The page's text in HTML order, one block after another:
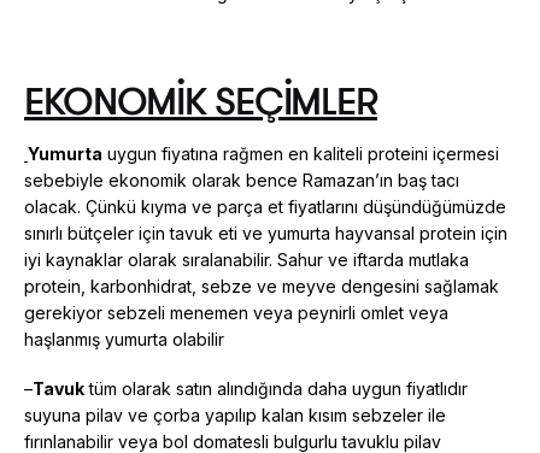
EKONOMİK SEÇİMLER
Yumurta uygun fiyatına rağmen en kaliteli proteini içermesi
sebebiyle ekonomik olarak bence Ramazan’ın baş tacı
olacak. Çünkü kıyma ve parça et fiyatlarını düşündüğümüzde
sınırlı bütçeler için tavuk eti ve yumurta hayvansal protein için
iyi kaynaklar olarak sıralanabilir. Sahur ve iftarda mutlaka
protein, karbonhidrat, sebze ve meyve dengesini sağlamak
gerekiyor sebzeli menemen veya peynirli omlet veya
haşlanmış yumurta olabilir
–Tavuktüm olarak satın alındığında daha uygun fiyatlıdır
suyuna pilav ve çorba yapılıp kalan kısım sebzeler ile
fırınlanabilir veya bol domatesli bulgurlu tavuklu pilav